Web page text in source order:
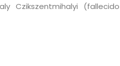
Czikszentmihalyi (fallecido